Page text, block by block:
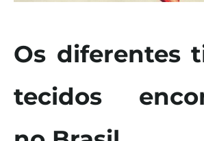
Os diferentes
tecidos